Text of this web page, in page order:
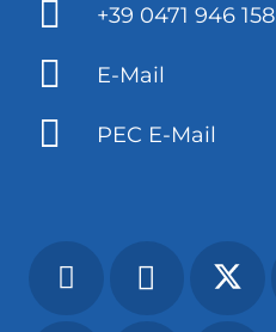
+39 0471 946 158
E-Mail
PEC E-Mail